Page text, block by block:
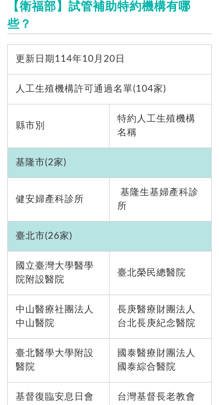
【衛福部】試管補助特約機構有哪
些？
更新日期114年10月20日
人工生殖機構許可通過名單(104家)
縣市別
特約人工生殖機構
名稱
基隆市(2家)
健安婦產科診所
基隆生基婦產科診
所
臺北市(26家)
國立臺灣大學醫學
院附設醫院
臺北榮民總醫院
中山醫療社團法人
中山醫院
長庚醫療財團法人
台北長庚紀念醫院
臺北醫學大學附設
醫院
國泰醫療財團法人
國泰綜合醫院
基督復臨安息日會
台灣基督長老教會